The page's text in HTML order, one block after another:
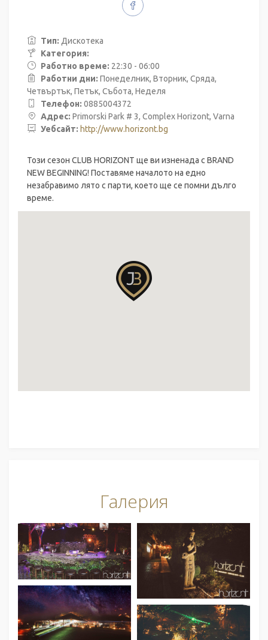
Тип: Дискотека
Категория:
Работно време: 22:30 - 06:00
Работни дни: Понеделник, Вторник, Сряда,
Четвъртък, Петък, Събота, Неделя
Телефон: 0885004372
Адрес: Primorski Park # 3, Complex Horizont, Varna
Уебсайт: http://www.horizont.bg
Този сезон CLUB HORIZONT ще ви изненада с BRAND
NEW BEGINNING! Поставяме началото на едно
незабравимо лято с парти, което ще се помни дълго
време.
Галерия